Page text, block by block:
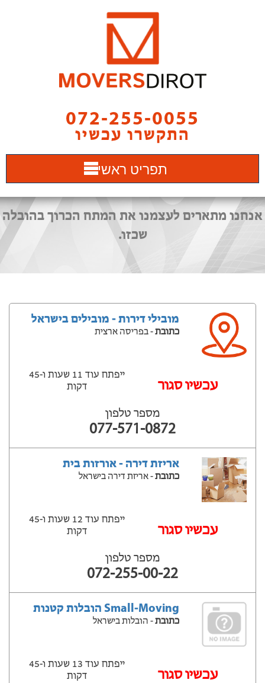
072-255-0055
התקשרו עכשיו
תפריט ראשי
אנחנו מתארים לעצמנו את המתח הכרוך בהובלה
שכזו.
מובילי דירות - מובילים בישראל
כתובת- בפריסה ארצית
עכשיו סגור
ייפתח עוד 11 שעות ‫ו-45
דקות
מספר טלפון
077-571-0872
אריזת דירה - אורזות בית
כתובת- אריזת דירה בישראל
עכשיו סגור
ייפתח עוד 12 שעות ‫ו-45
דקות
מספר טלפון
072-255-00-22
Small-Moving הובלות קטנות
כתובת- הובלות בישראל
עכשיו סגור
ייפתח עוד 13 שעות ‫ו-45
דקות